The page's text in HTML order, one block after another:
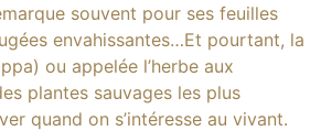
souvent pour ses feuilles
envahissantes…Et pourtant, la
ou appelée l’herbe aux
plantes sauvages les plus
quand on s’intéresse au vivant.